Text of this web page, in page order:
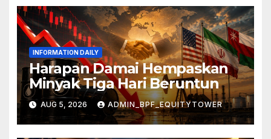
INFORMATION DAILY
Harapan Damai Hempaskan
Minyak Tiga Hari Beruntun
AUG 5, 2026 ADMIN_BPF_EQUITYTOWER